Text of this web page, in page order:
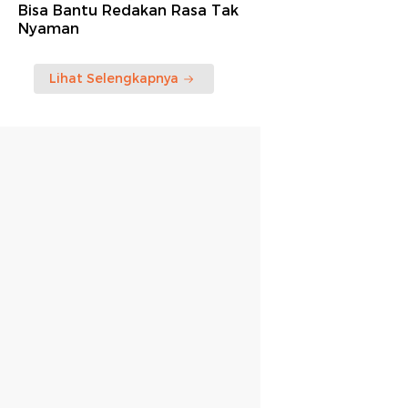
Bisa Bantu Redakan Rasa Tak
Nyaman
Lihat Selengkapnya